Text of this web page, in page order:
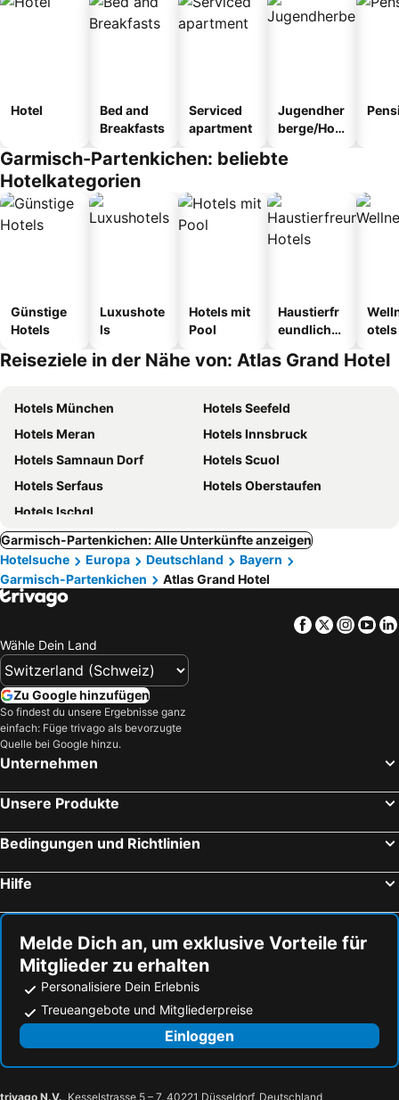
Hotel
Bed and
Breakfasts
Serviced
apartment
Jugendher
berge/Hos
Garmisch-Partenkichen: beliebte
Hotelkategorien
Günstige
Hotels
Luxushote
ls
Hotels mit
Pool
Haustierfr
eundliche
otels
Reiseziele in der Nähe von: Atlas Grand Hotel
Hotels München
Hotels Seefeld
Hotels Meran
Hotels Innsbruck
Hotels Samnaun Dorf
Hotels Scuol
Hotels Serfaus
Hotels Oberstaufen
Hotels Ischgl
Garmisch-Partenkichen: Alle Unterkünfte anzeigen
Hotelsuche
Europa Deutschland
Bayern
Garmisch-Partenkichen
Atlas Grand Hotel
Facebook
Twitter
Wähle Dein Land
Zu Google hinzufügen
So findest du unsere Ergebnisse ganz
einfach: Füge trivago als bevorzugte
Quelle bei Google hinzu.
Unternehmen
Unsere Produkte
Bedingungen und Richtlinien
Hilfe
Melde Dich an, um exklusive Vorteile für
Mitglieder zu erhalten
Personalisiere Dein Erlebnis
Treueangebote und Mitgliederpreise
Einloggen
trivago N.V., Kesselstrasse 5 – 7, 40221 Düsseldorf, Deutschland